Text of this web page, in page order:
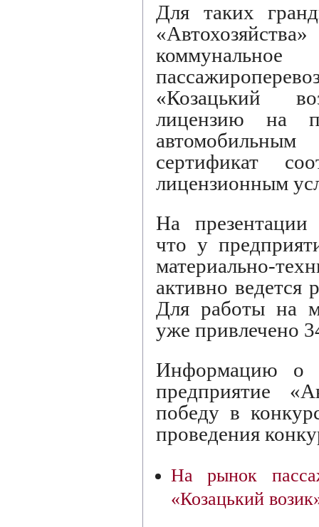
Для таких
«Козацький
лицензию на
сертификат
лицензионным
На презентации
что у
материально-
активно ведется
Для работы на
уже привлечено
Информацию о
предприятие
победу в
проведения
На рынок
«Козацький